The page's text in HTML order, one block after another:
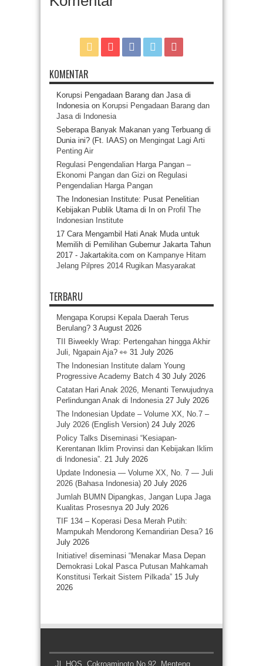
KOMENTAR
Korupsi Pengadaan Barang dan Jasa di
Indonesiaon Korupsi Pengadaan Barang dan
Jasa di Indonesia
Seberapa Banyak Makanan yang Terbuang di
Dunia ini? (Ft. IAAS) on Mengingat Lagi Arti
Penting Air
Regulasi Pengendalian Harga Pangan –
Ekonomi Pangan dan Gizi on Regulasi
Pengendalian Harga Pangan
The Indonesian Institute: Pusat Penelitian
Kebijakan Publik Utama di In on Profil The
Indonesian Institute
17 Cara Mengambil Hati Anak Muda untuk
Memilih di Pemilihan Gubernur Jakarta Tahun
2017 - Jakartakita.com on Kampanye Hitam
Jelang Pilpres 2014 Rugikan Masyarakat
TERBARU
Mengapa Korupsi Kepala Daerah Terus
Berulang? 3 August 2026
TII Biweekly Wrap: Pertengahan hingga Akhir
Juli, Ngapain Aja? 👀 31 July 2026
The Indonesian Institute dalam Young
Progressive Academy Batch 4 30 July 2026
Catatan Hari Anak 2026, Menanti Terwujudnya
Perlindungan Anak di Indonesia 27 July 2026
The Indonesian Update – Volume XX, No.7 –
July 2026 (English Version) 24 July 2026
Policy Talks Diseminasi “Kesiapan-
Kerentanan Iklim Provinsi dan Kebijakan Iklim
di Indonesia”. 21 July 2026
Update Indonesia — Volume XX, No. 7 — Juli
2026 (Bahasa Indonesia) 20 July 2026
Jumlah BUMN Dipangkas, Jangan Lupa Jaga
Kualitas Prosesnya 20 July 2026
TIF 134 – Koperasi Desa Merah Putih:
Mampukah Mendorong Kemandirian Desa? 16
July 2026
Initiative! diseminasi “Menakar Masa Depan
Demokrasi Lokal Pasca Putusan Mahkamah
Konstitusi Terkait Sistem Pilkada” 15 July
2026
Jl. HOS. Cokroaminoto No 92, Menteng,